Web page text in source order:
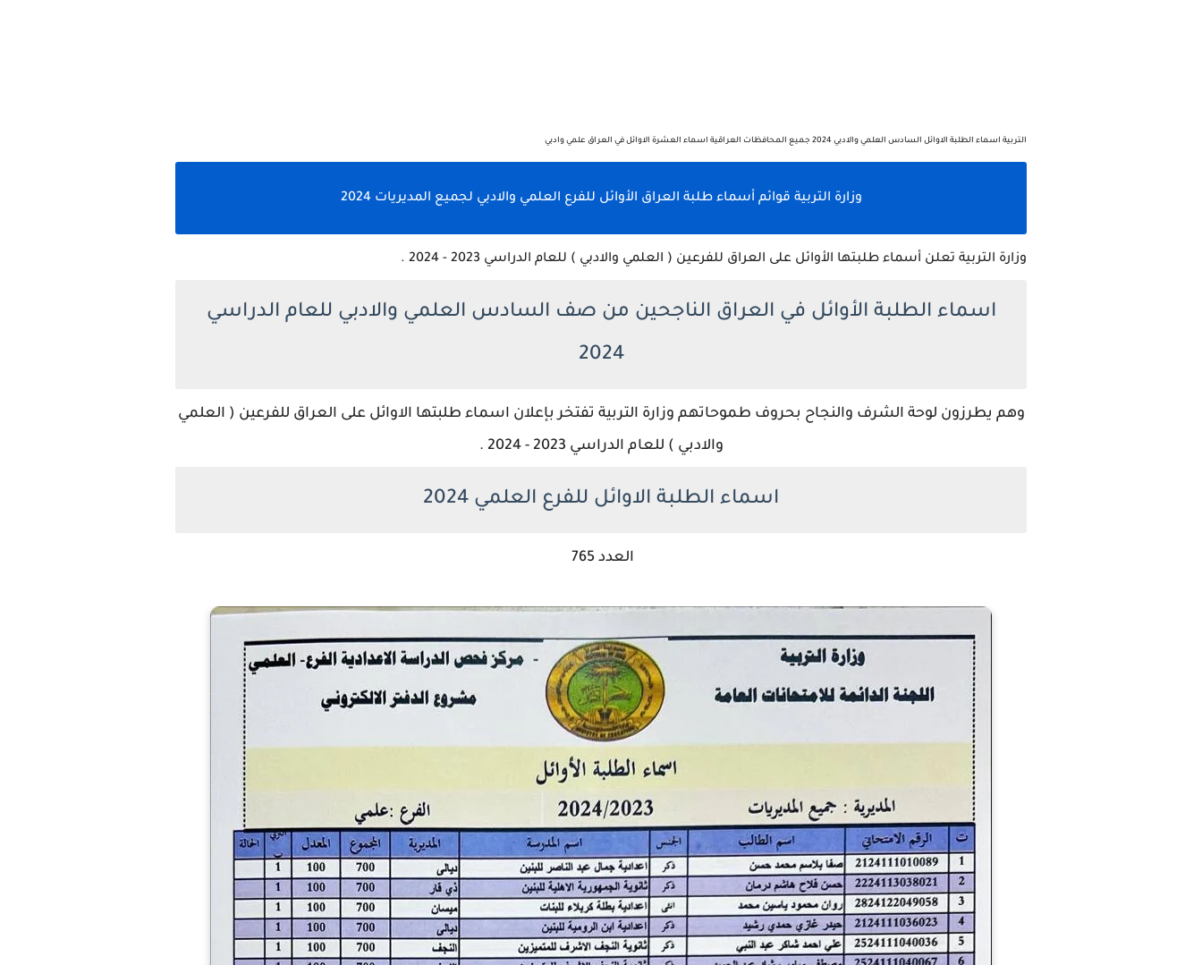
التربية اسماء الطلبة الاوائل السادس العلمي والادبي 2024 جميع المحافظات العراقية اسماء العشرة الاوائل في العراق علمي وادبي
وزارة التربية قوائم أسماء طلبة العراق الأوائل للفرع العلمي والادبي لجميع المديريات 2024
وزارة التربية تعلن أسماء طلبتها الأوائل على العراق للفرعين ( العلمي والادبي ) للعام الدراسي 2023 - 2024 .
اسماء الطلبة الأوائل في العراق الناجحين من صف السادس العلمي والادبي للعام الدراسي
2024
وهم يطرزون لوحة الشرف والنجاح بحروف طموحاتهم وزارة التربية تفتخر بإعلان اسماء طلبتها الاوائل على العراق للفرعين ( العلمي
والادبي ) للعام الدراسي 2023 - 2024 .
اسماء الطلبة الاوائل للفرع العلمي 2024
العدد 765